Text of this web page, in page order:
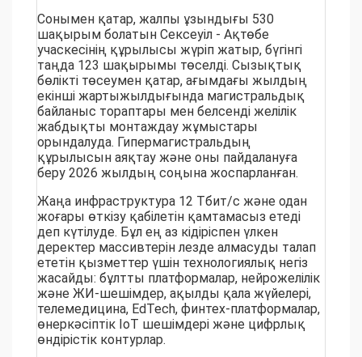
Сонымен қатар, жалпы ұзындығы 530
шақырым болатын Сексеуіл - Ақтөбе
учаскесінің құрылысы жүріп жатыр, бүгінгі
таңда 123 шақырымы төселді. Сызықтық
бөлікті төсеумен қатар, ағымдағы жылдың
екінші жартыжылдығында магистральдық
байланыс тораптары мен белсенді желілік
жабдықты монтаждау жұмыстары
орындалуда. Гипермагистральдың
құрылысын аяқтау және оны пайдалануға
беру 2026 жылдың соңына жоспарланған.
Жаңа инфраструктура 12 Тбит/с және одан
жоғары өткізу қабілетін қамтамасыз етеді
деп күтілуде. Бұл ең аз кідіріспен үлкен
деректер массивтерін лезде алмасуды талап
ететін қызметтер үшін технологиялық негіз
жасайды: бұлтты платформалар, нейрожелілік
және ЖИ-шешімдер, ақылды қала жүйелері,
телемедицина, EdTech, финтех-платформалар,
өнеркәсіптік IoT шешімдері және цифрлық
өндірістік контурлар.